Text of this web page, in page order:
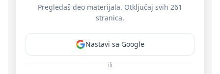
Pregledaš deo materijala. Otključaj svih 261
stranica.
Nastavi sa Google
ili